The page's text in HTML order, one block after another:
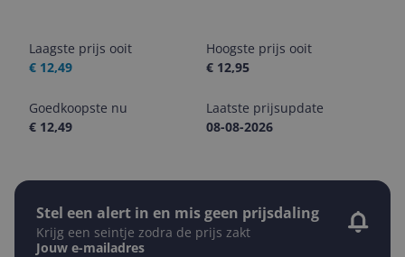
Laagste prijs ooit
€ 12,49
Hoogste prijs ooit
€ 12,95
Goedkoopste nu
€ 12,49
Laatste prijsupdate
08-08-2026
Stel een alert in en mis geen prijsdaling
Krijg een seintje zodra de prijs zakt
Jouw e-mailadres